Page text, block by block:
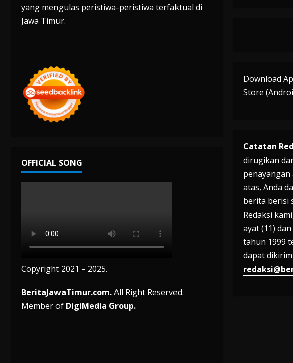
yang mengulas peristiwa-peristiwa terfaktual di
Jawa Timur.
OFFICIAL SONG
Copyright 2021 – 2025.
BeritaJawaTimur.com.All Right Reserved.
Member of DigiMedia Group.
Download
Store
Catatan
dirugikan
atas, Anda
berita berisi
Redaksi
ayat (11)
tahun 1999
dapat